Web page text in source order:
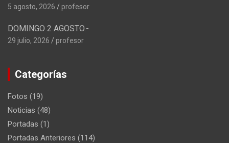
5 agosto, 2026 profesor
DOMINGO 2 AGOSTO.-
29 julio, 2026 profesor
Categorías
Fotos (19)
Noticias (48)
Portadas (1)
Portadas Anteriores (114)